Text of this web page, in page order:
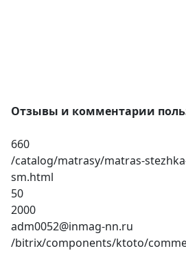
Отзывы и комментарии
660
/catalog/matrasy/matras-
sm.html
50
2000
adm0052@inmag-nn.ru
/bitrix/components/ktoto/